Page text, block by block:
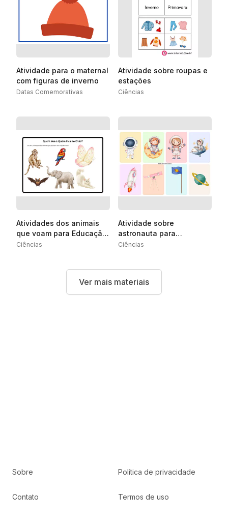
Atividade para o maternal
com figuras de inverno
Datas Comemorativas
Atividade sobre roupas e
estações
Ciências
Atividades dos animais
que voam para Educação
Infantil
Ciências
Atividade sobre
astronauta para
Educação Infantil
Ciências
Ver mais materiais
Sobre
Contato
Política de privacidade
Termos de uso